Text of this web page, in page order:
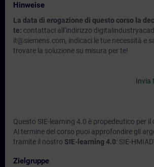
Hinweise
La data di erogazione di questo corso la
te: contattaci all’indirizzo
it@siemens.com, indicaci le tue necessità e
trovare la soluzione su misura per te!
Invia
Questo SIE-learning 4.0 è propedeutico per il
Al termine del corso puoi approfondire gli
tramite il nostro SIE-learning 4.0: SIE-
Zielgruppe